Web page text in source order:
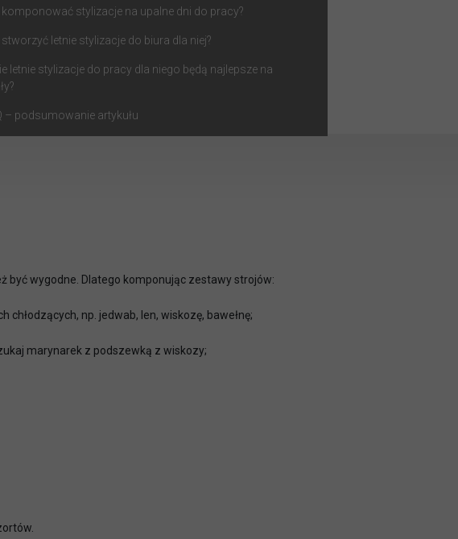
komponować stylizacje na upalne dni do pracy?
letnie stylizacje do biura dla niej?
letnie stylizacje do pracy dla niego będą najlepsze na
– podsumowanie artykułu
być wygodne. Dlatego komponując zestawy strojów:
np. jedwab, len, wiskozę, bawełnę;
marynarek z podszewką z wiskozy;